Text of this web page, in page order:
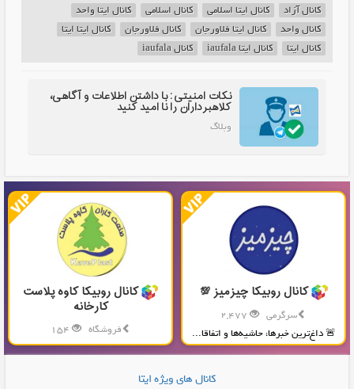
کانال آزاد
کانال ایتا اسلامی کانال اسلامی
کانال ایتا واحد
کانال واحد
کانال ایتا فلاورجان کانال فلاورجان
کانال ایتا ایتا
کانال ایتا
کانال ایتا iaufala کانال iaufala
نکات امنیتی: با داشتن اطلاعات و آگاهی،
کلاهبرداران را نا امید کنید
وبلاگ
کانال روبیکا چیزمیز 💯
سرگرمی
🚨 داغ‌ترین خبرها، حاشیه‌ها و اتفاقا...
کانال روبیکا کاوه پلاست
کارخانه
فروشگاه
تولید و پخش محصولات پلاستیکی...
کانال های ویژه ایتا